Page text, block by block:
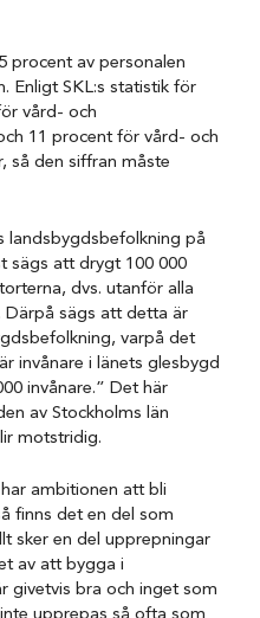
procent av personalen
Enligt SKL:s statistik för
vård- och
11 procent för vård- och
så den siffran måste
landsbygdsbefolkning på
sägs att drygt 100 000
dvs. utanför alla
Därpå sägs att detta är
varpå det
invånare i länets glesbygd
invånare.” Det här
av Stockholms län
motstridig.
ambitionen att bli
finns det en del som
sker en del upprepningar
av att bygga i
givetvis bra och inget som